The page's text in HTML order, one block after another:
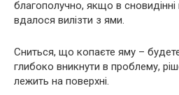
благополучно, якщо в
вдалося вилізти з ями.
Сниться, що копаєте яму –
глибоко вникнути в проблему,
лежить на поверхні.